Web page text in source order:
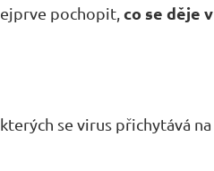
pochopit,co se děje v
se virus přichytává na